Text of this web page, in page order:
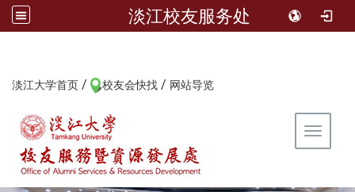
淡江校友服务处
淡江大学首页 / 校友会快找 / 网站导览
Toggle